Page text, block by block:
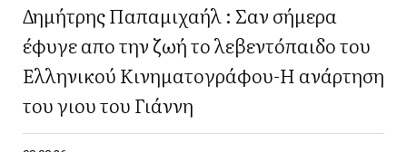
Δημήτρης Παπαμιχαήλ : Σαν σήμερα
έφυγε απο την ζωή το λεβεντόπαιδο του
Ελληνικού Κινηματογράφου-Η ανάρτηση
του γιου του Γιάννη